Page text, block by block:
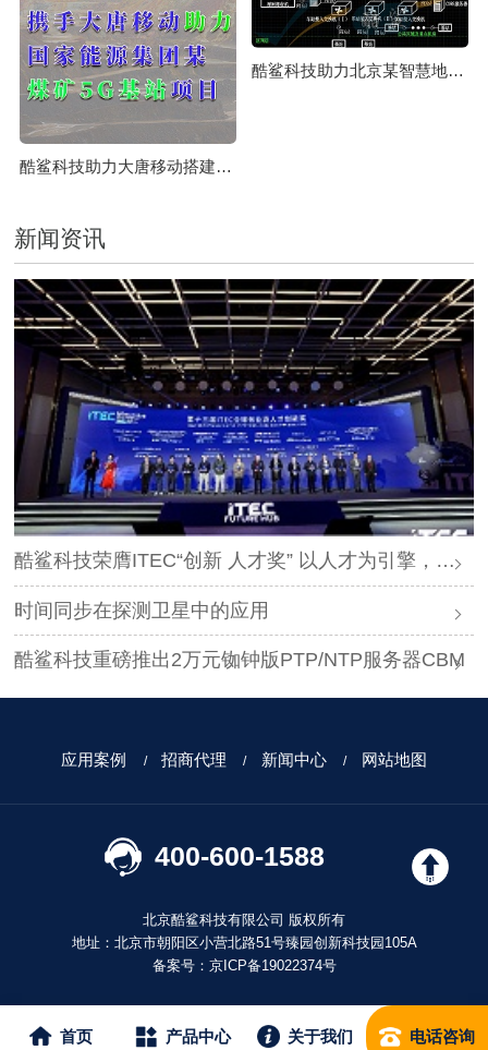
酷鲨科技助力大唐移动搭建国家能源集团某煤矿5G基站项目
酷鲨科技助力北京某智慧地铁时空体系授时系统构建成功
新闻资讯
酷鲨科技荣膺ITEC“创新 人才奖” 以人才为引擎，时空为基石，驱动智能未来
时间同步在探测卫星中的应用
酷鲨科技重磅推出2万元铷钟版PTP/NTP服务器CBM
应用案例 招商代理 新闻中心 网站地图
400-600-1588
北京酷鲨科技有限公司 版权所有
地址：北京市朝阳区小营北路51号臻园创新科技园105A
备案号： 京ICP备19022374号
首页 产品中心 关于我们 电话咨询